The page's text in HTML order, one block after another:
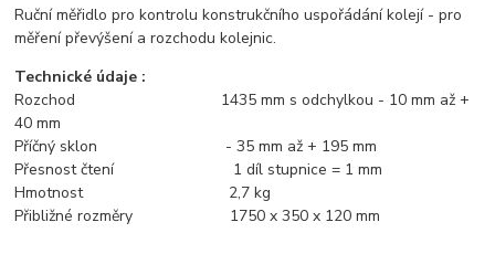
Ruční měřidlo pro kontrolu konstrukčního uspořádání kolejí - pro
měření převýšení a rozchodu kolejnic.
Technické údaje :
Rozchod 1435 mm s odchylkou - 10 mm až +
40 mm
Příčný sklon - 35 mm až + 195 mm
Přesnost čtení 1 díl stupnice = 1 mm
Hmotnost 2,7 kg
Přibližné rozměry 1750 x 350 x 120 mm